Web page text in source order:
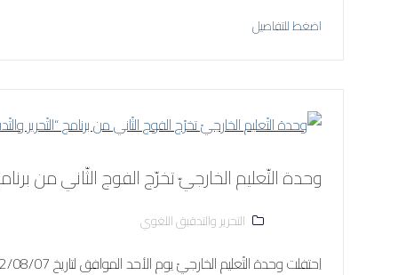
اضغط للتفاصيل
وحدة التّعليم الخارجيّ تخرّج الفوج الثّاني من
التحرير والتدقيق اللغوي